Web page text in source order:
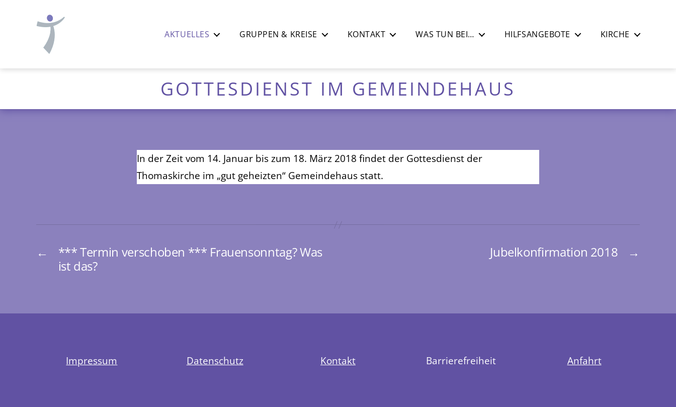
luth.
AKTUELLES GRUPPEN & KREISE KONTAKT WAS TUN BEI… HILFSANGEBOTE KIRCHE
GOTTESDIENST IM GEMEINDEHAUS
In der Zeit vom 14. Januar bis zum 18. März 2018 findet der Gottesdienst der
Thomaskirche im „gut geheizten“ Gemeindehaus statt.
←
*** Termin verschoben *** Frauensonntag? Was
ist das?
→
Jubelkonfirmation 2018
Impressum Datenschutz Kontakt Barrierefreiheit Anfahrt